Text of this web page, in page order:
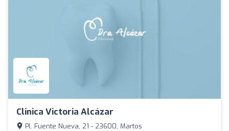
Clinica Victoria Alcázar
Pl. Fuente Nueva, 21 - 23600, Martos